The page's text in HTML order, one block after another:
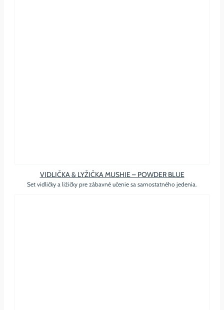
VIDLIČKA & LYŽIČKA MUSHIE – POWDER BLUE
Set vidličky a ližičky pre zábavné učenie sa samostatného jedenia.